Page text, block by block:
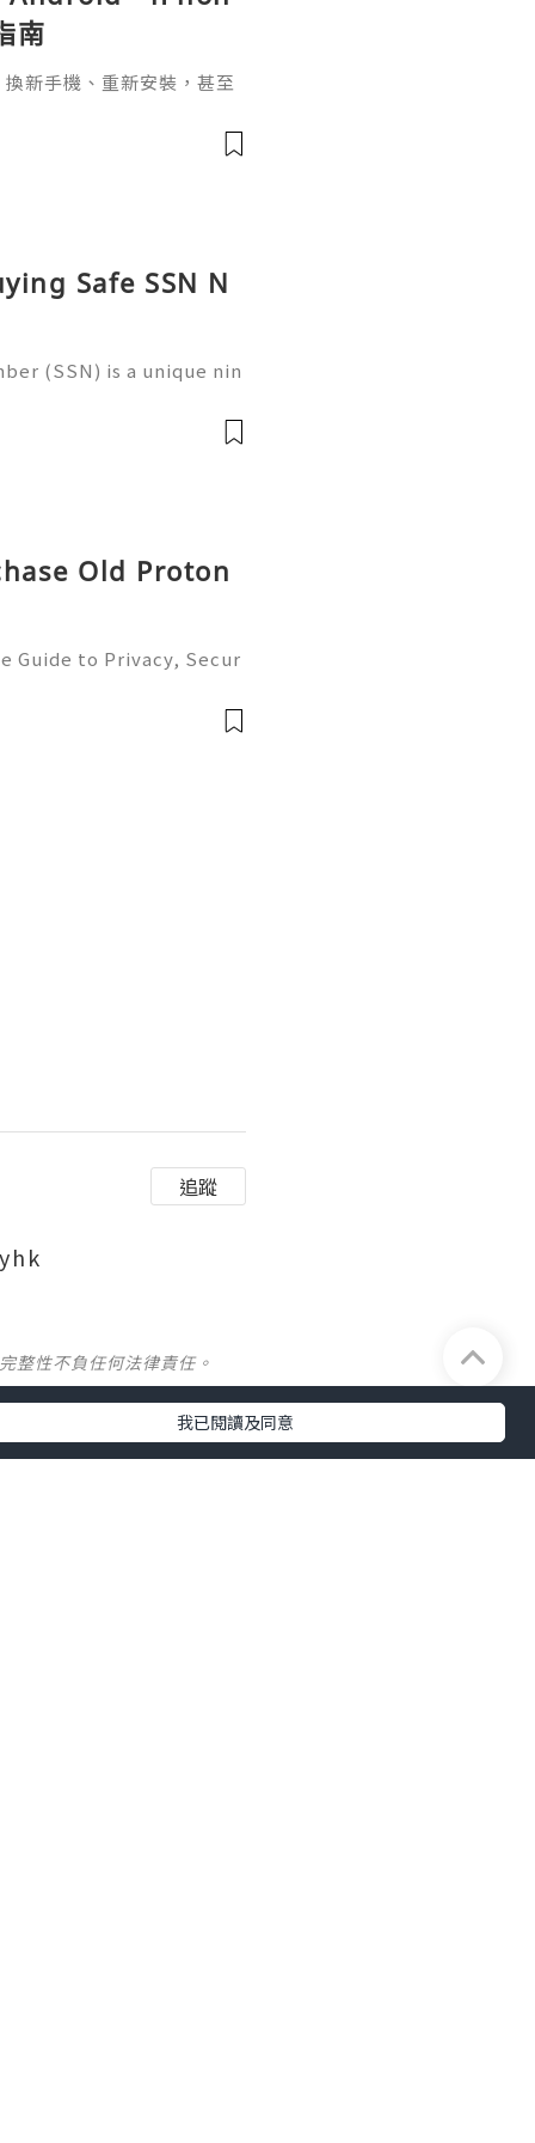
南
新手機、重新安裝，甚至
Safe SSN N
(SSN) is a unique nin
taxation, and g
Old Proton
Guide to Privacy, Secur
:+1 (5
@usadig
追蹤
整性不負任何法律責任。
我已閱讀及同意